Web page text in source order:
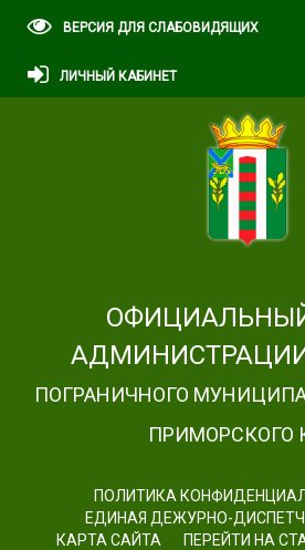
ВЕРСИЯ ДЛЯ СЛАБОВИДЯЩИХ
ЛИЧНЫЙ КАБИНЕТ
ПОГРАНИЧНОГО
ПРИМОРСКОГО
ПОЛИТИКА
ЕДИНАЯ ДЕЖУРНО-
КАРТА САЙТА
ПЕРЕЙТИ НА